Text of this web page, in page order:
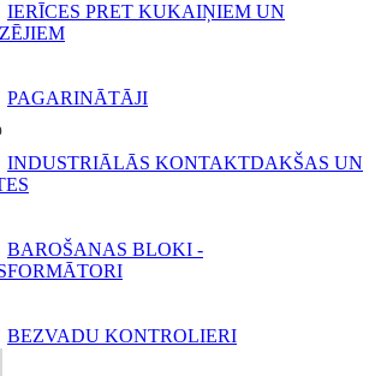
IERĪCES PRET KUKAIŅIEM UN
PAGARINĀTĀJI
INDUSTRIĀLĀS KONTAKTDAKŠAS UN
BAROŠANAS BLOKI -
BEZVADU KONTROLIERI